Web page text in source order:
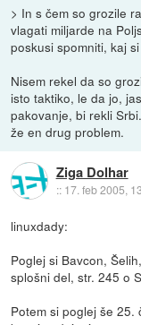
> In s čem so grozile
vlagati miljarde na
poskusi spomniti, kaj
Nisem rekel da so
isto taktiko, le da jo,
pakovanje, bi rekli
že en drug problem.
Ziga Dolhar
:: 17. feb 2005,
linuxdady:
Poglej si Bavcon,
splošni del, str. 245 o
Potem si poglej še